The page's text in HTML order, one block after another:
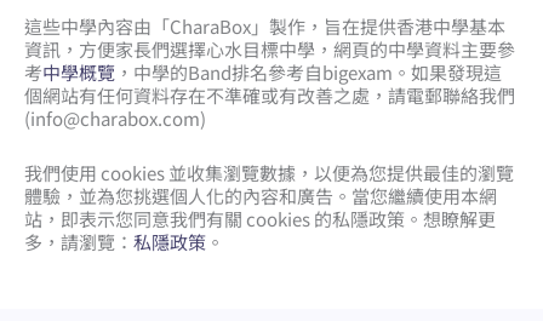
這些中學內容由「CharaBox」製作，旨在提供香港中學基本
資訊，方便家長們選擇心水目標中學，網頁的中學資料主要參
考中學概覽 ，中學的Band排名參考自bigexam。如果發現這
個網站有任何資料存在不準確或有改善之處，請電郵聯絡我們
(info@charabox.com)
我們使用 cookies 並收集瀏覽數據，以便為您提供最佳的瀏覽
體驗，並為您挑選個人化的內容和廣告。當您繼續使用本網
站，即表示您同意我們有關 cookies 的私隱政策。想瞭解更
多，請瀏覽： 私隱政策 。